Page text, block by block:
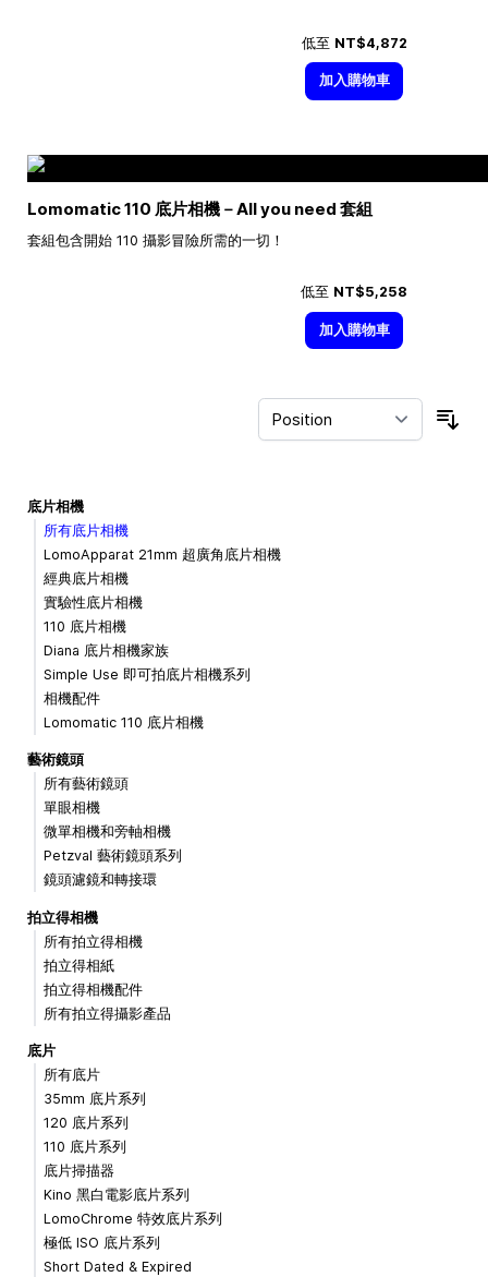
低至 NT$4,872
加入購物車
Lomomatic 110 底片相機－All you need 套組
套組包含開始 110 攝影冒險所需的一切！
低至 NT$5,258
加入購物車
底片相機
所有底片相機
LomoApparat 21mm 超廣角底片相機
經典底片相機
實驗性底片相機
110 底片相機
Diana 底片相機家族
Simple Use 即可拍底片相機系列
相機配件
Lomomatic 110 底片相機
藝術鏡頭
所有藝術鏡頭
單眼相機
微單相機和旁軸相機
Petzval 藝術鏡頭系列
鏡頭濾鏡和轉接環
拍立得相機
所有拍立得相機
拍立得相紙
拍立得相機配件
所有拍立得攝影產品
底片
所有底片
35mm 底片系列
120 底片系列
110 底片系列
底片掃描器
Kino 黑白電影底片系列
LomoChrome 特效底片系列
極低 ISO 底片系列
Short Dated & Expired